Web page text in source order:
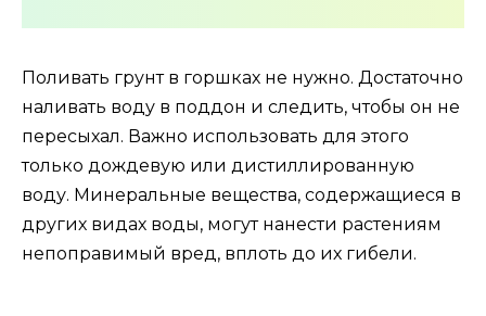
Поливать грунт в горшках не нужно. Достаточно
наливать воду в поддон и следить, чтобы он не
пересыхал. Важно использовать для этого
только дождевую или дистиллированную
воду. Минеральные вещества, содержащиеся в
других видах воды, могут нанести растениям
непоправимый вред, вплоть до их гибели.